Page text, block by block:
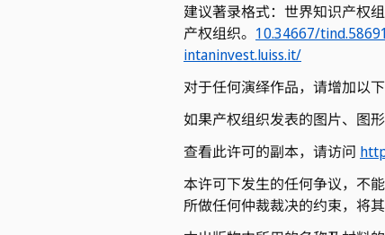
建议著录格式：世界知识产权
产权组织。 10.34667/tind.58691
intaninvest.luiss.it/
对于任何演绎作品，请增加以
如果产权组织发表的图片、图
查看此许可的副本，请访问
本许可下发生的任何争议，不
所做任何仲裁裁决的约束，将